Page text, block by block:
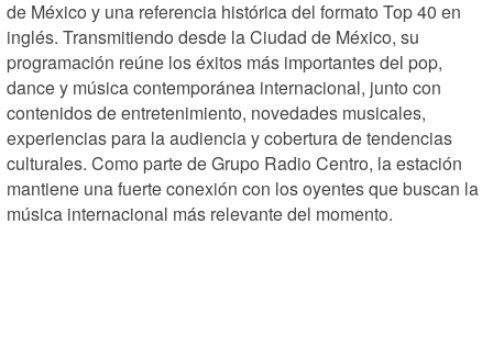
de México y una referencia histórica del formato Top 40 en
inglés. Transmitiendo desde la Ciudad de México, su
programación reúne los éxitos más importantes del pop,
dance y música contemporánea internacional, junto con
contenidos de entretenimiento, novedades musicales,
experiencias para la audiencia y cobertura de tendencias
culturales. Como parte de Grupo Radio Centro, la estación
mantiene una fuerte conexión con los oyentes que buscan la
música internacional más relevante del momento.